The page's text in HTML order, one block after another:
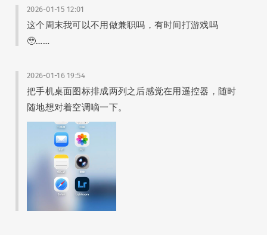
2026-01-15 12:01
这个周末我可以不用做兼职吗，有时间打游戏吗
🥹……
2026-01-16 19:54
把手机桌面图标排成两列之后感觉在用遥控器，随时
随地想对着空调嘀一下。
yiqiu: 道老师的灯箱令人打开了谷子收纳的新思路！
Sam Wanng
Seki | 繪事後素